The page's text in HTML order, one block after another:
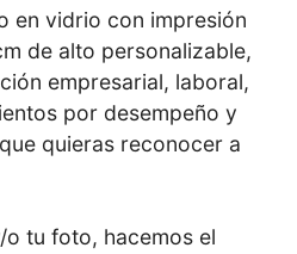
en vidrio con impresión
de alto personalizable,
empresarial, laboral,
por desempeño y
quieras reconocer a
o tu foto, hacemos el